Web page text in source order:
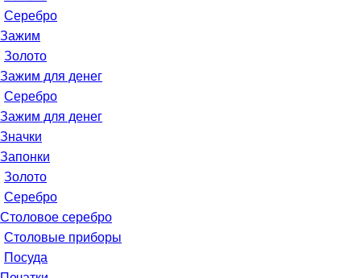
Серебро
Зажим
Золото
Зажим для денег
Серебро
Зажим для денег
Значки
Запонки
Золото
Серебро
Столовое серебро
Столовые приборы
Посуда